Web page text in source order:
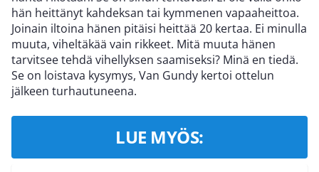
hän heittänyt kahdeksan tai kymmenen vapaaheittoa.
Joinain iltoina hänen pitäisi heittää 20 kertaa. Ei minulla
muuta, viheltäkää vain rikkeet. Mitä muuta hänen
tarvitsee tehdä vihellyksen saamiseksi? Minä en tiedä.
Se on loistava kysymys, Van Gundy kertoi ottelun
jälkeen turhautuneena.
LUE MYÖS: